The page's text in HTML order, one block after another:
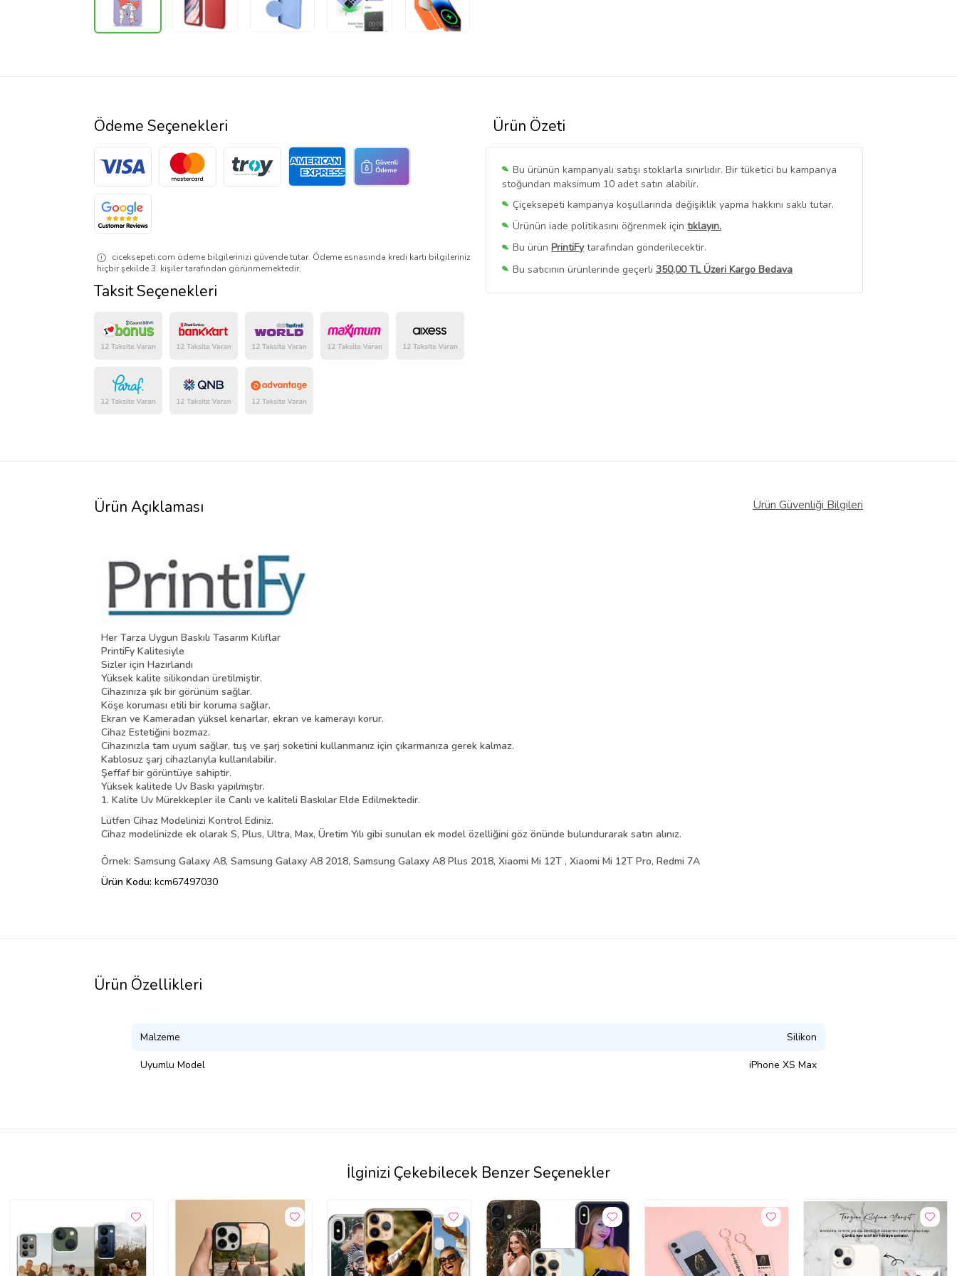
Ürün Özeti
Bu ürünün kampanyalı satışı stoklarla sınırlıdır. Bir tüketici bu kampanya
stoğundan maksimum 10 adet satın alabilir.
Çiçeksepeti kampanya koşullarında değişiklik yapma hakkını saklı tutar.
Ürünün iade politikasını öğrenmek için tıklayın.
Bu ürün PrintiFytarafından gönderilecektir.
Bu satıcının ürünlerinde geçerli 350,00 TL Üzeri Kargo Bedava
Bu SatıcınınTüm Ürünlerini Görüntüle
Ödeme Seçenekleri
ciceksepeti.com ödeme bilgilerinizi güvende tutar. Ödeme esnasında kredi kartı bilgileriniz
hiçbir şekilde 3. kişiler tarafından görünmemektedir.
Taksit Seçenekleri
Ürün Açıklaması Ürün Güvenliği Bilgileri
Her Tarza Uygun Baskılı Tasarım Kılıflar
PrintiFy Kalitesiyle
Sizler için Hazırlandı
Yüksek kalite silikondan üretilmiştir.
Cihazınıza şık bir görünüm sağlar.
Köşe koruması etili bir koruma sağlar.
Ekran ve Kameradan yüksel kenarlar, ekran ve kamerayı korur.
Cihaz Estetiğini bozmaz.
Cihazınızla tam uyum sağlar, tuş ve şarj soketini kullanmanız için çıkarmanıza gerek kalmaz.
Kablosuz şarj cihazlarıyla kullanılabilir.
Şeffaf bir görüntüye sahiptir.
Yüksek kalitede Uv Baskı yapılmıştır.
1. Kalite Uv Mürekkepler ile Canlı ve kaliteli Baskılar Elde Edilmektedir.
Lütfen Cihaz Modelinizi Kontrol Ediniz.
Cihaz modelinizde ek olarak S, Plus, Ultra, Max, Üretim Yılı gibi sunulan ek model özelliğini göz önünde bulundurarak satın alınız.
Örnek: Samsung Galaxy A8, Samsung Galaxy A8 2018, Samsung Galaxy A8 Plus 2018, Xiaomi Mi 12T , Xiaomi Mi 12T Pro, Redmi 7A
Ürün Kodu: kcm67497030
Ürün Özellikleri
Malzeme Silikon
Uyumlu Model iPhone XS Max
İlginizi Çekebilecek Benzer Seçenekler